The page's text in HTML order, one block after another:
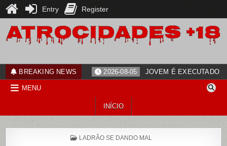
content
BREAKING NEWS 2026-08-05 JOVEM É EXECUTADO
MENU
INÍCIO
POSTED
LADRÃO SE DANDO MAL
Entry Register